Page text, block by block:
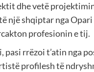
dhe vetë
një shqiptar nga
profesionin e tij.
pasi rrëzoi t’atin nga
profilesh të